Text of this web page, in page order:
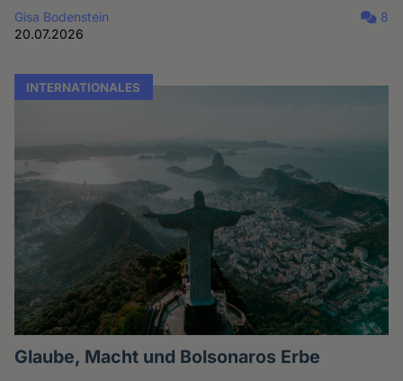
Gisa Bodenstein
20.07.2026
8
INTERNATIONALES
Glaube, Macht und Bolsonaros Erbe